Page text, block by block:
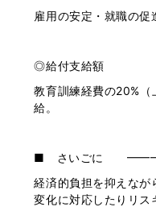
雇用の安定・就職の促
◎給付支給額
教育訓練経費の20%（
給。
■ さいごに
経済的負担を抑えなが
変化に対応したりリス